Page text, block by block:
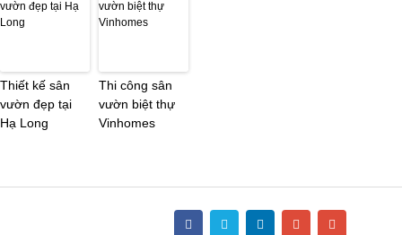
Thiết kế sân
vườn đẹp tại
Hạ Long
Thi công sân
vườn biệt thự
Vinhomes